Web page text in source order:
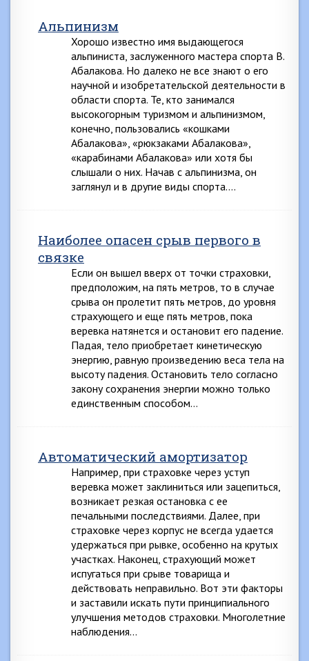
Альпинизм
Хорошо известно имя выдающегося
альпиниста, заслуженного мастера спорта В.
Абалакова. Но далеко не все знают о его
научной и изобретательской деятельности в
области спорта. Те, кто занимался
высокогорным туризмом и альпинизмом,
конечно, пользовались «кошками
Абалакова», «рюкзаками Абалакова»,
«карабинами Абалакова» или хотя бы
слышали о них. Начав с альпинизма, он
заглянул и в другие виды спорта….
Наиболее опасен срыв первого в
связке
Если он вышел вверх от точки страховки,
предположим, на пять метров, то в случае
срыва он пролетит пять метров, до уровня
страхующего и еще пять метров, пока
веревка натянется и остановит его падение.
Падая, тело приобретает кинетическую
энергию, равную произведению веса тела на
высоту падения. Остановить тело согласно
закону сохранения энергии можно только
единственным способом…
Автоматический амортизатор
Например, при страховке через уступ
веревка может заклиниться или зацепиться,
возникает резкая остановка с ее
печальными последствиями. Далее, при
страховке через корпус не всегда удается
удержаться при рывке, особенно на крутых
участках. Наконец, страхующий может
испугаться при срыве товарища и
действовать неправильно. Вот эти факторы
и заставили искать пути принципиального
улучшения методов страховки. Многолетние
наблюдения…